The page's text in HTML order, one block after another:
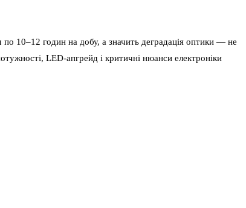
10–12 годин на добу, а значить деградація оптики — не
LED-апгрейд і критичні нюанси електроніки